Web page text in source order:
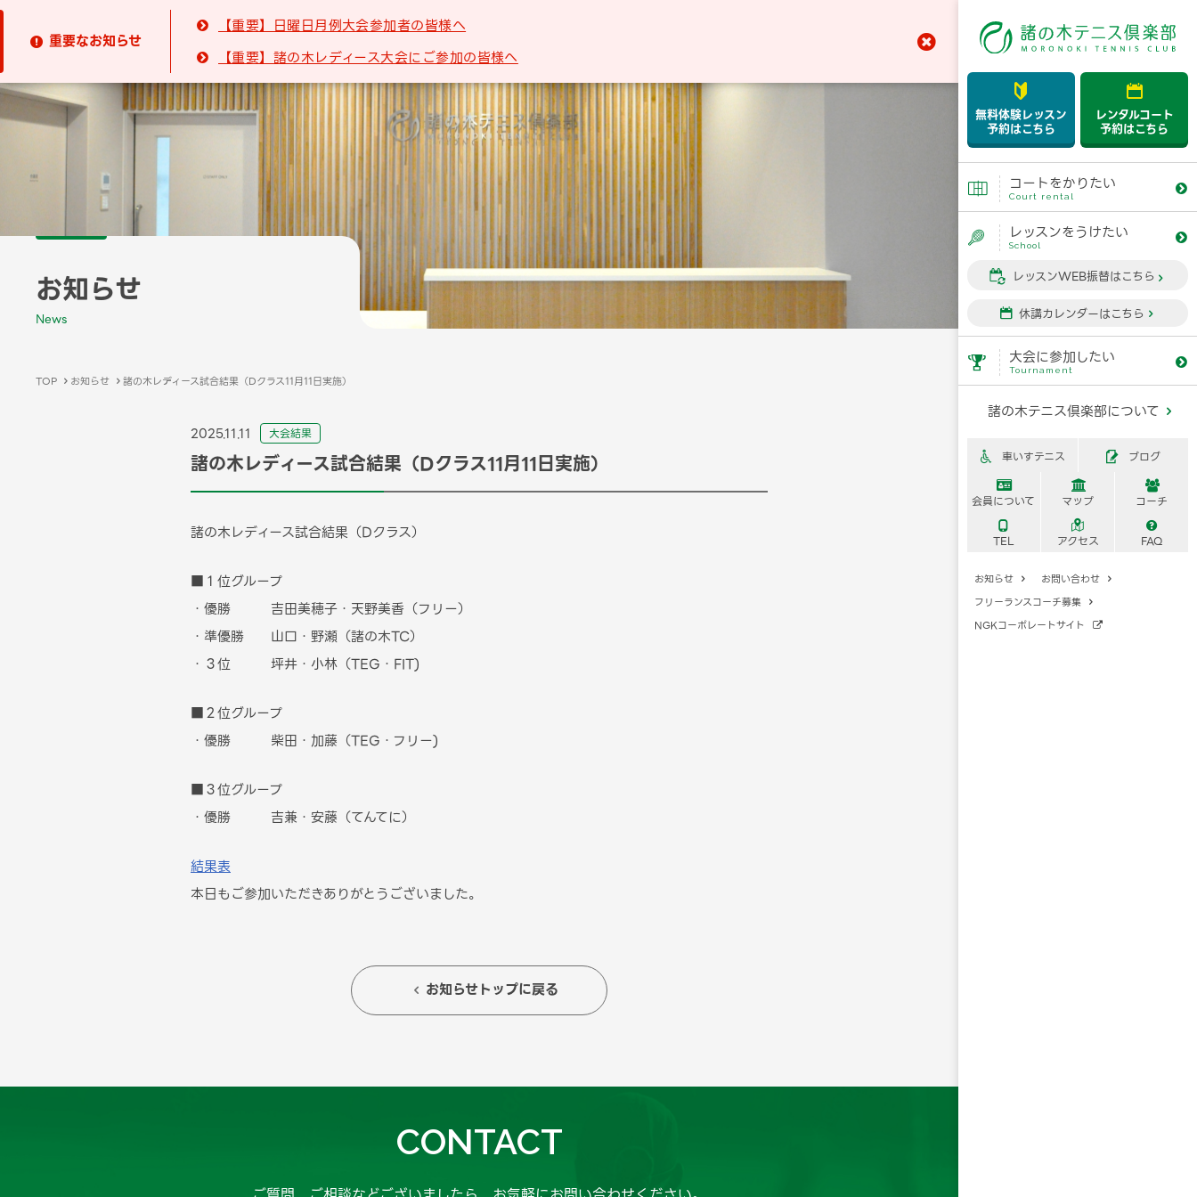

無料体験レッスン
予約はこちら

レンタルコート
予約はこちら
 コートをかりたい
Court rental

 レッスンをうけたい
School

 レッスンWEB振替はこちら 
 休講カレンダーはこちら 
 大会に参加したい
Tournament

諸の木テニス倶楽部について 
 車いすテニス  ブログ

会員について

マップ

コーチ

TEL

アクセス

FAQ
お知らせ  お問い合わせ 
フリーランスコーチ募集 
NGKコーポレートサイト 
 重要なお知らせ
 【重要】日曜日月例大会参加者の皆様へ
 【重要】諸の木レディース大会にご参加の皆様へ

お知らせ
News
TOP お知らせ 諸の木レディース試合結果（Dクラス11月11日実施）
2025.11.11 ⼤会結果
諸の木レディース試合結果（Dクラス11月11日実施）
諸の木レディース試合結果（Dクラス）
■１位グループ
・優勝 吉田美穂子・天野美香（フリー）
・準優勝 山口・野瀬（諸の木TC）
・３位 坪井・小林（TEG・FIT)
■２位グループ
・優勝 柴田・加藤（TEG・フリー)
■３位グループ
・優勝 吉兼・安藤（てんてに）
結果表
本日もご参加いただきありがとうございました。
 お知らせトップに戻る
CONTACT